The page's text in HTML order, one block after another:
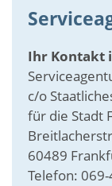
Ihr Kontakt
c/o
für die Stadt
60489
Telefon: